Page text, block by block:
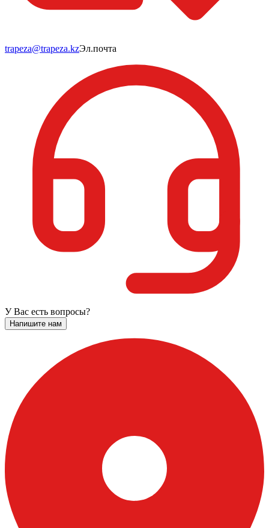
trapeza@trapeza.kzЭл.почта
У Вас есть вопросы?
Напишите нам